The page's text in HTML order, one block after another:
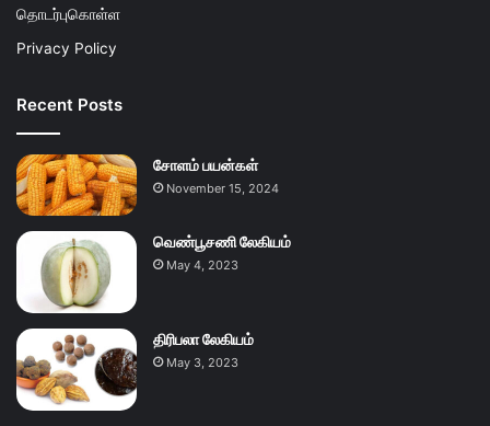
தொடர்புகொள்ள
Privacy Policy
Recent Posts
சோளம் பயன்கள்
November 15, 2024
வெண்பூசணி லேகியம்
May 4, 2023
திரிபலா லேகியம்
May 3, 2023